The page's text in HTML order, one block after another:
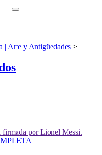
| Arte y Antigüedades >